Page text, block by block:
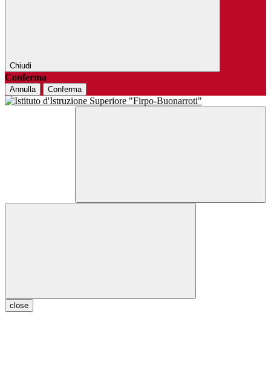
Chiudi
Conferma
Annulla Conferma
close